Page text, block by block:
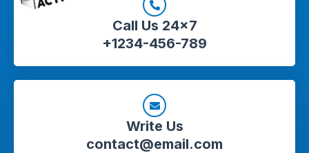
Call Us 24x7
+1234-456-789
Write Us
contact@email.com